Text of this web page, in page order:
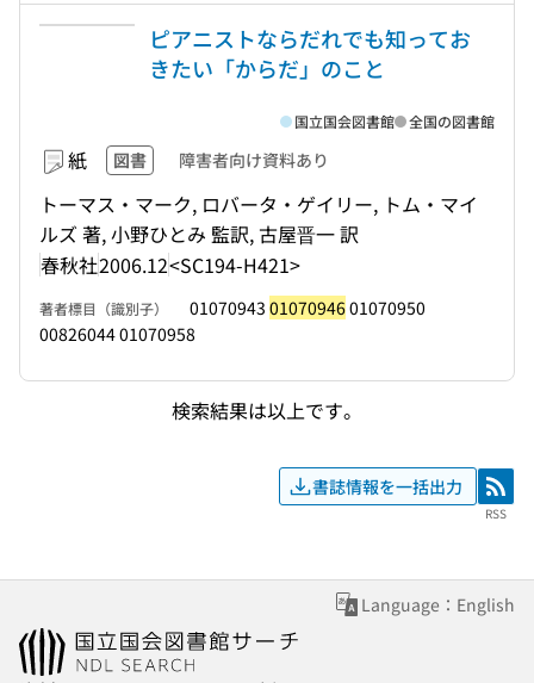
ピアニストならだれでも知ってお
きたい「からだ」のこと
紙 図書 障害者向け資料あり
トーマス・マーク, ロバータ・ゲイリー, トム・マイ
ルズ 著, 小野ひとみ 監訳, 古屋晋一 訳
春秋社2006.12<SC194-H421>
国立国会図書館 全国の図書館
著者標目（識別子） 01070943 0107094601070950
00826044 01070958
検索結果は以上です。
書誌情報を一括出力 RSS
RSS
Language：English